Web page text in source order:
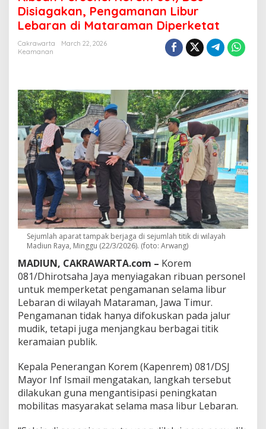
u
a
n
n
e
l
K
o
r
e
m
0
8
1
/
D
S
J
i
s
i
a
g
a
k
,
P
e
n
g
Disiagakan, Pengamanan Libur
Lebaran di Mataraman Diperketat
Cakrawarta
March 22, 2026
Keamanan
Sejumlah aparat tampak berjaga di sejumlah titik di wilayah
Madiun Raya, Minggu (22/3/2026). (foto: Arwang)
MADIUN, CAKRAWARTA.com – Korem
081/Dhirotsaha Jaya menyiagakan ribuan personel
untuk memperketat pengamanan selama libur
Lebaran di wilayah Mataraman, Jawa Timur.
Pengamanan tidak hanya difokuskan pada jalur
mudik, tetapi juga menjangkau berbagai titik
keramaian publik.
Kepala Penerangan Korem (Kapenrem) 081/DSJ
Mayor Inf Ismail mengatakan, langkah tersebut
dilakukan guna mengantisipasi peningkatan
mobilitas masyarakat selama masa libur Lebaran.